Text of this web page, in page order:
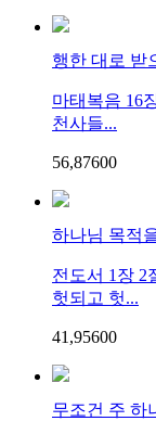
행한 대로 받
마태복음 16
천사들...
56,87600
하나님 목적
전도서 1장 2
헛되고 헛...
41,95600
무조건 주 하